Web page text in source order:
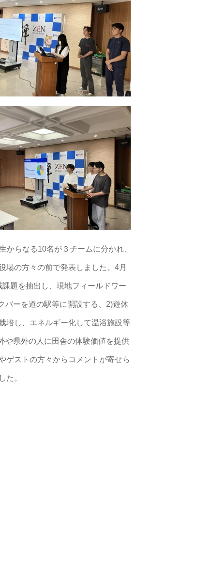
らなる10名が３チームに分かれ、
場の方々の前で発表しました。4月
題を抽出し、現地フィールドワー
バーを道の駅等に開設する、2)遊休
培し、エネルギー化して温浴施設等
や県外の人に田舎の体験価値を提供
ゲストの方々からコメントが寄せら
た。